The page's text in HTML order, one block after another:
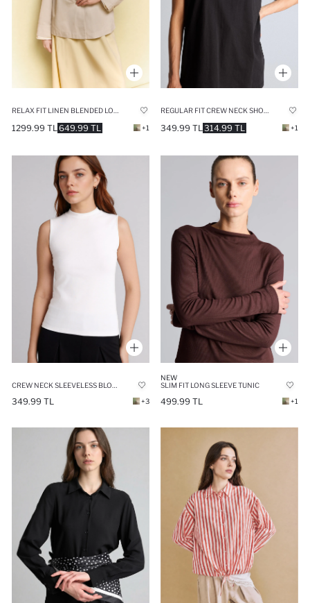
RELAX FIT LINEN BLENDED LONG SLEEVE TUNIC
649.99 TL
1299.99 TL +1
REGULAR FIT CREW NECK SHORT SLEEVE TUNIC
314.99 TL
349.99 TL +1
349.99 TL +3
NEW
SLIM FIT LONG SLEEVE TUNIC
499.99 TL +1